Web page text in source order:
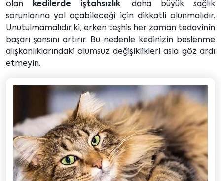
olan kedilerde iştahsızlık, daha büyük sağlık
sorunlarına yol açabileceği için dikkatli olunmalıdır.
Unutulmamalıdır ki, erken teşhis her zaman tedavinin
başarı şansını artırır. Bu nedenle kedinizin beslenme
alışkanlıklarındaki olumsuz değişiklikleri asla göz ardı
etmeyin.